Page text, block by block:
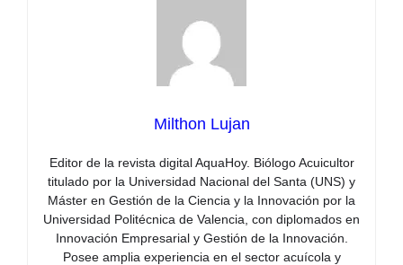
Milthon Lujan
Editor de la revista digital AquaHoy. Biólogo Acuicultor
titulado por la Universidad Nacional del Santa (UNS) y
Máster en Gestión de la Ciencia y la Innovación por la
Universidad Politécnica de Valencia, con diplomados en
Innovación Empresarial y Gestión de la Innovación.
Posee amplia experiencia en el sector acuícola y